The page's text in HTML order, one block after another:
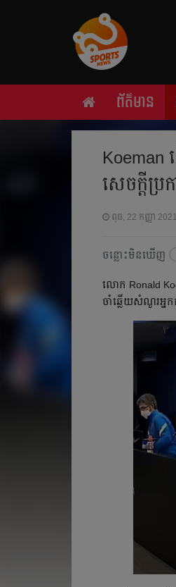
ព័ត៌មាន
Koeman
សេចក្ដី​ប្
ពុធ, 22 កញ្ញា
ចន្លោះមិនឃើញ
លោក​ Ronald
ចាំ​ឆ្លើយ​សំណួរ​អ្ន